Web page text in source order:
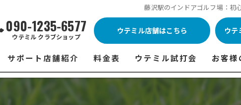
藤沢駅のインドアゴルフ場：初
090-1235-6577
ウテミル クラブショップ
ウテミル店舗はこちら ウテ
サポート店舗紹介
シミュレーションゴルフ Caddy
料金表 ウテミル試打会
ウテミル試打会とは・・・
お客様